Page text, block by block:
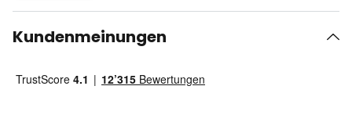
Kundenmeinungen